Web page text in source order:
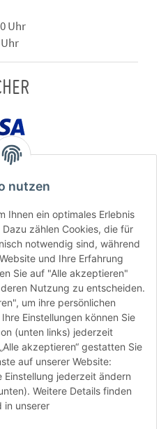
Uhr
widerrufen
nutzen
Ihnen ein optimales Erlebnis
zählen Cookies, die für
notwendig sind, während
und Ihre Erfahrung
Sie auf "Alle akzeptieren"
Nutzung zu entscheiden.
um ihre persönlichen
Einstellungen können Sie
(unten links) jederzeit
akzeptieren“ gestatten Sie
auf unserer Website:
Einstellung jederzeit ändern
Weitere Details finden
in unserer